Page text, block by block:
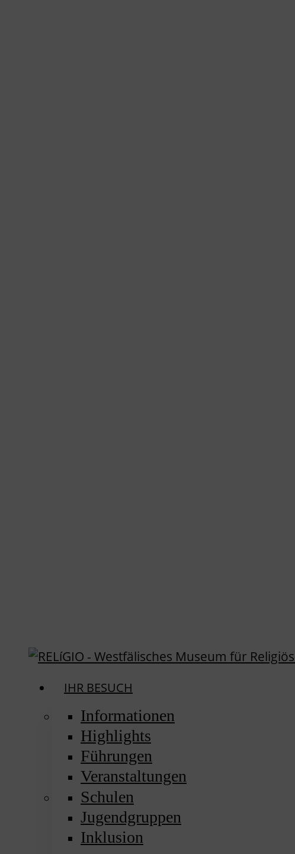
search
Menu IHR BESUCH
Informationen
Highlights
Führungen
Veranstaltungen
Schulen
Jugendgruppen
Inklusion